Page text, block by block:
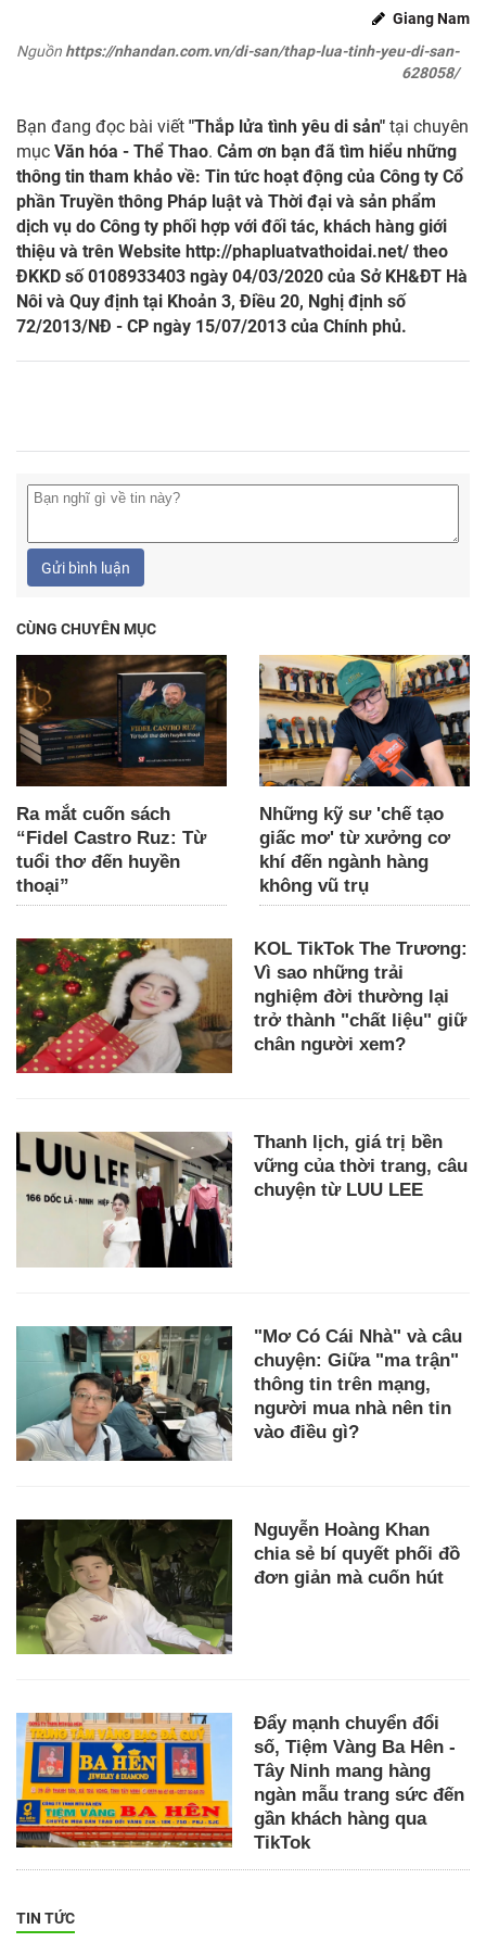
Giang Nam
Nguồn https://nhandan.com.vn/di-san/thap-lua-tinh-yeu-di-san-
628058/
Bạn đang đọc bài viết "Thắp lửa tình yêu di sản" tại chuyên
mục Văn hóa - Thể Thao. Cảm ơn bạn đã tìm hiểu những
thông tin tham khảo về: Tin tức hoạt động của Công ty Cổ
phần Truyền thông Pháp luật và Thời đại và sản phẩm
dịch vụ do Công ty phối hợp với đối tác, khách hàng giới
thiệu và trên Website http://phapluatvathoidai.net/ theo
ĐKKD số 0108933403 ngày 04/03/2020 của Sở KH&ĐT Hà
Nôi và Quy định tại Khoản 3, Điều 20, Nghị định số
72/2013/NĐ - CP ngày 15/07/2013 của Chính phủ.
Gửi bình luận
CÙNG CHUYÊN MỤC
Ra mắt cuốn sách
“Fidel Castro Ruz: Từ
tuổi thơ đến huyền
thoại”
Những kỹ sư 'chế tạo
giấc mơ' từ xưởng cơ
khí đến ngành hàng
không vũ trụ
KOL TikTok The Trương:
Vì sao những trải
nghiệm đời thường lại
trở thành "chất liệu" giữ
chân người xem?
Thanh lịch, giá trị bền
vững của thời trang, câu
chuyện từ LUU LEE
"Mơ Có Cái Nhà" và câu
chuyện: Giữa "ma trận"
thông tin trên mạng,
người mua nhà nên tin
vào điều gì?
Nguyễn Hoàng Khan
chia sẻ bí quyết phối đồ
đơn giản mà cuốn hút
Đẩy mạnh chuyển đổi
số, Tiệm Vàng Ba Hên -
Tây Ninh mang hàng
ngàn mẫu trang sức đến
gần khách hàng qua
TikTok
TIN TỨC